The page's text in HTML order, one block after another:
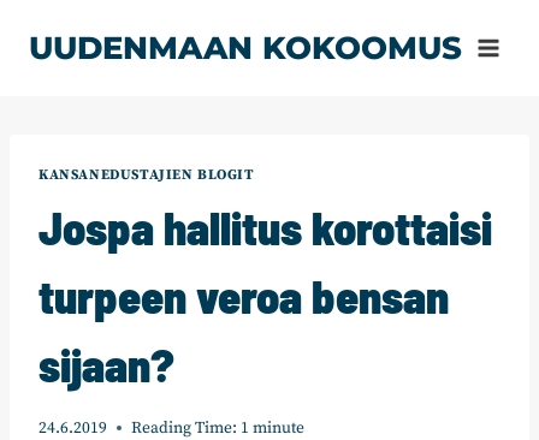
sisältöön
UUDENMAAN KOKOOMUS
KANSANEDUSTAJIEN BLOGIT
Jospa hallitus korottaisi
turpeen veroa bensan
sijaan?
24.6.2019 Reading Time: 1 minute